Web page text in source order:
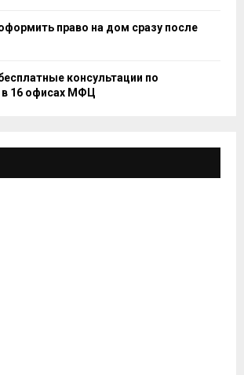
право на дом сразу после
консультации по
16 офисах МФЦ